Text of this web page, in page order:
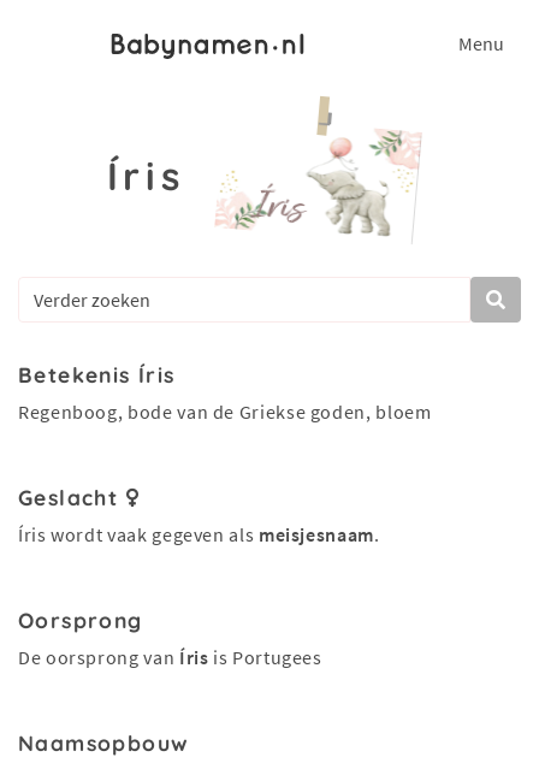
Menu
Íris
Betekenis Íris
Regenboog, bode van de Griekse goden, bloem
Geslacht
Íris wordt vaak gegeven als meisjesnaam.
Oorsprong
De oorsprong van Íris is Portugees
Naamsopbouw